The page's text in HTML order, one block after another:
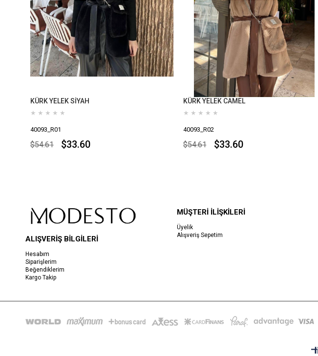
KÜRK YELEK SİYAH
★ ★ ★ ★ ★
40093_R01
$33.60
$54.61
KÜRK YELEK CAMEL
★ ★ ★ ★ ★
40093_R02
$33.60
$54.61
ALIŞVERİŞ BİLGİLERİ
Hesabım
Siparişlerim
Beğendiklerim
Kargo Takip
MÜŞTERİ İLİŞKİLERİ
Üyelik
Alışveriş Sepetim